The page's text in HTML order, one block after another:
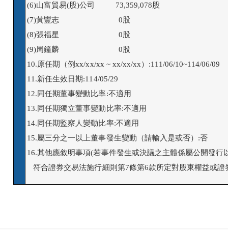
(6)山富貿易(股)公司          73,359,078股
(7)黃豐志                             0股
(8)張福星                             0股
(9)周鐘麟                             0股
10.原任期（例xx/xx/xx ~ xx/xx/xx）:111/06/10~114/06/09
11.新任生效日期:114/05/29
12.同任期董事變動比率:不適用
13.同任期獨立董事變動比率:不適用
14.同任期監察人變動比率:不適用
15.屬三分之一以上董事發生變動（請輸入是或否）:否
16.其他應敘明事項(若事件發生或決議之主體係屬公開發行
符合證券交易法施行細則第7條第6款所定對股東權益或